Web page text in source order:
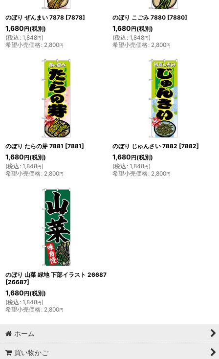
のぼり ぜんまい 7878 [7878]
1,680 円 (税別)
(税込 : 1,848円)
希望小売価格: 2,800円
のぼり こごみ 7880 [7880]
1,680 円 (税別)
(税込 : 1,848円)
希望小売価格: 2,800円
のぼり たらの芽 7881 [7881]
1,680 円 (税別)
(税込 : 1,848円)
希望小売価格: 2,800円
のぼり じゅんさい 7882 [7882]
1,680 円 (税別)
(税込 : 1,848円)
希望小売価格: 2,800円
のぼり 山菜 緑地 下部イラスト 26687
[26687]
1,680 円 (税別)
(税込 : 1,848円)
希望小売価格: 2,800円
ホーム
買い物かご